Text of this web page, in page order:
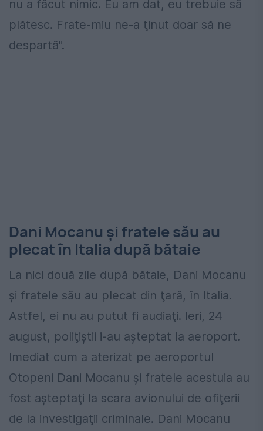
nu a făcut nimic. Eu am dat, eu trebuie să
plătesc. Frate-miu ne-a ţinut doar să ne
despartă".
Dani Mocanu și fratele său au
plecat în Italia după bătaie
La nici două zile după bătaie, Dani Mocanu
şi fratele său au plecat din ţară, în Italia.
Astfel, ei nu au putut fi audiaţi. Ieri, 24
august, poliţiştii i-au aşteptat la aeroport.
Imediat cum a aterizat pe aeroportul
Otopeni Dani Mocanu şi fratele acestuia au
fost aşteptaţi la scara avionului de ofiţerii
de la investigaţii criminale. Dani Mocanu